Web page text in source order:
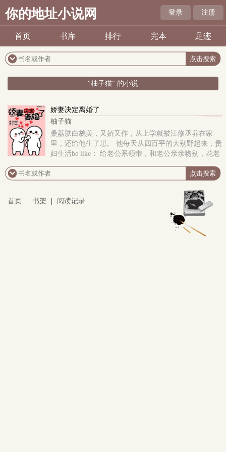
你的地址小说网 登录 注册
首页 书库 排行 完本 足迹
"柚子猫" 的小说
娇妻决定离婚了
柚子猫
桑荔肤白貌美，又娇又作，从上学就被江修丞养在家
里，还给他生了崽。 他每天从四百平的大别野起来，贵
妇生活be like： 给老公系领带，和老公亲亲吻别，花老
首页 书架 阅读记录